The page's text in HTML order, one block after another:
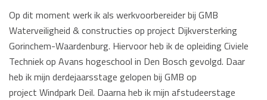
Op dit moment werk ik als werkvoorbereider bij GMB
Waterveiligheid & constructies op project Dijkversterking
Gorinchem-Waardenburg. Hiervoor heb ik de opleiding Civiele
Techniek op Avans hogeschool in Den Bosch gevolgd. Daar
heb ik mijn derdejaarsstage gelopen bij GMB op
project Windpark Deil. Daarna heb ik mijn afstudeerstage